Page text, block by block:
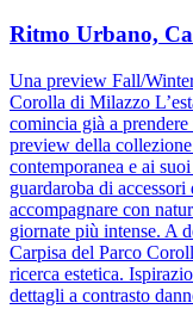
Ritmo Urbano,
Una preview Fall/
Corolla di Milazzo
comincia già a
preview della
contemporanea e ai
guardaroba di
accompagnare con
giornate più intense. A
Carpisa del Parco
ricerca estetica.
dettagli a contrasto